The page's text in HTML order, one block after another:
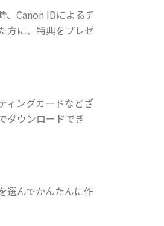
、Canon IDによるチ
方に、特典をプレゼ
ィングカードなどざ
ダウンロードでき
選んでかんたんに作